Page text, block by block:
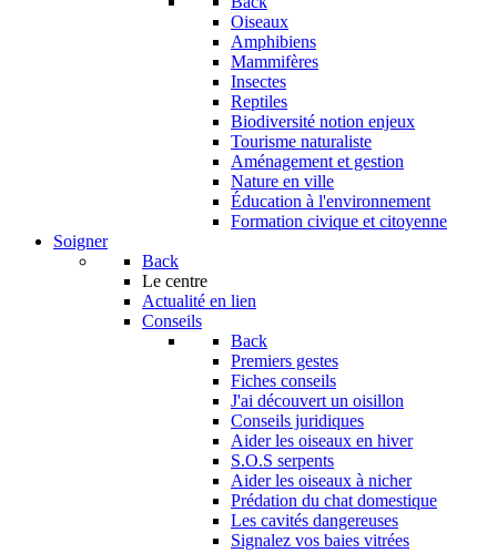
Oiseaux
Amphibiens
Mammifères
Insectes
Reptiles
Biodiversité notion enjeux
Tourisme naturaliste
Aménagement et gestion
Nature en ville
Éducation à l'environnement
Formation civique et citoyenne
Soigner
Back
Le centre
Actualité en lien
Conseils
Back
Premiers gestes
Fiches conseils
J'ai découvert un oisillon
Conseils juridiques
Aider les oiseaux en hiver
S.O.S serpents
Aider les oiseaux à nicher
Prédation du chat domestique
Les cavités dangereuses
Signalez vos baies vitrées